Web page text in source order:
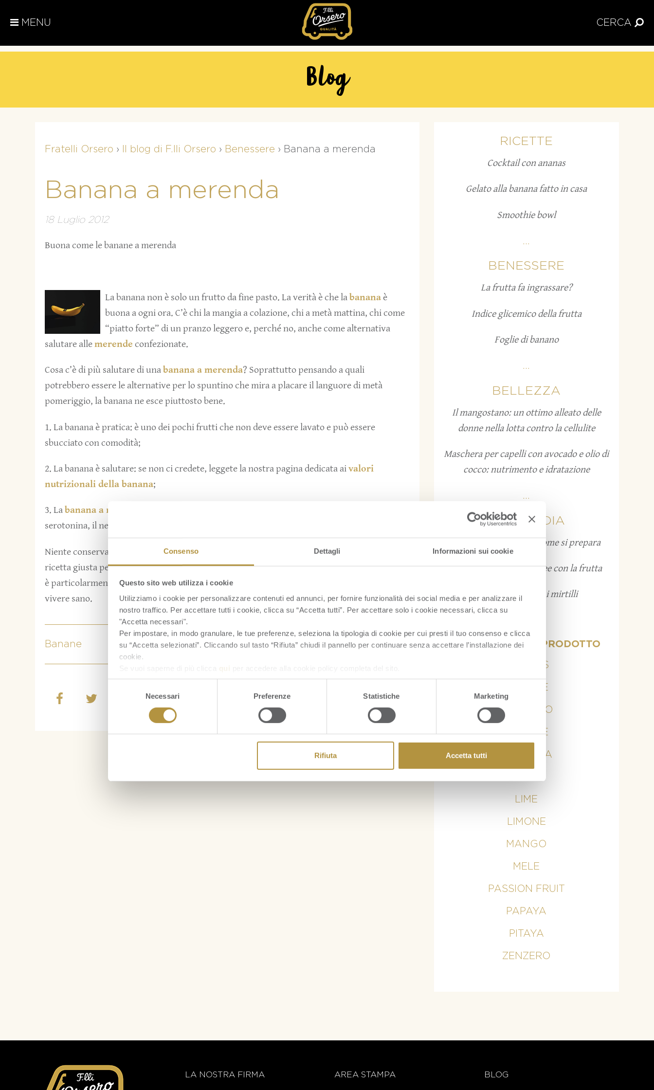
Consenso Dettagli Informazioni sui cookie
Questo sito web utilizza i cookie
Utilizziamo i cookie per personalizzare contenuti ed annunci, per fornire funzionalità dei social media e per analizzare il
nostro traffico. Per accettare tutti i cookie, clicca su “Accetta tutti”. Per accettare solo i cookie necessari, clicca su
"Accetta necessari".
Per impostare, in modo granulare, le tue preferenze, seleziona la tipologia di cookie per cui presti il tuo consenso e clicca
su “Accetta selezionati”. Cliccando sul tasto “Rifiuta” chiudi il pannello per continuare senza accettare l’installazione dei
cookie.
qui
Necessari Preferenze Statistiche Marketing
Rifiuta Accetta tutti
MENU CERCA
Blog
Fratelli Orsero › Il blog di F.lli Orsero › Benessere › Banana a merenda
Banana a merenda
18 Luglio 2012
Buona come le banane a merenda
La banana non è solo un frutto da fine pasto. La verità è che labananaè
buona a ogni ora. C’è chi la mangia a colazione, chi a metà mattina, chi come
“piatto forte” di un pranzo leggero e, perché no, anche come alternativa
salutare allemerende confezionate.
Cosa c’è di più salutare di unabanana a merenda? Soprattutto pensando a quali
potrebbero essere le alternative per lo spuntino che mira a placare il languore di metà
pomeriggio, la banana ne esce piuttosto bene.
1. La banana è pratica: è uno dei pochi frutti che non deve essere lavato e può essere
sbucciato con comodità;
2. La banana è salutare: se non ci credete, leggete la nostra pagina dedicata aivalori
nutrizionali della banana;
3. Labanana a merenda
serotonina, il neurotrasmettitore della felicità (in proposito, leggete il nostro
Niente conservanti, pochissimi grassi (0.5% a frutto) e tanta energia: sembra proprio la
ricetta giusta per una merenda senza controindicazioni. Insomma, unabanana a merenda
è particolarmente indicata per i ragazzi, gli sportivi e per tutti coloro che hanno a cuore il
vivere sano.
Banane
RICETTE
Cocktail con ananas
Gelato alla banana fatto in casa
Smoothie bowl
...
BENESSERE
La frutta fa ingrassare?
Indice glicemico della frutta
Foglie di banano
...
BELLEZZA
Il mangostano: un ottimo alleato delle
donne nella lotta contro la cellulite
Maschera per capelli con avocado e olio di
cocco: nutrimento e idratazione
...
FRUITPEDIA
Grattachecca: cos’è e come si prepara
Bruschette estive: 12 idee con la frutta
Come conservare i mirtilli
VISUALIZZA PER PRODOTTO
ANANAS
ARANCE
AVOCADO
BANANE
CURCUMA
LIME
LIMONE
MANGO
MELE
PASSION FRUIT
PAPAYA
PITAYA
ZENZERO
LA NOSTRA FIRMA AREA STAMPA BLOG